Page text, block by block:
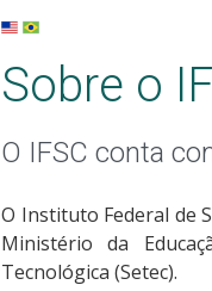
Sobre o
O IFSC conta
O Instituto Federal de
Ministério da
Tecnológica (Setec).